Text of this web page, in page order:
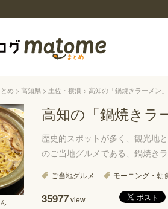
め 高知県 土佐・横浪 高知の「鍋焼きラーメン
高知の「鍋焼きラ
歴史的スポットが多く、観光地
のご当地グルメである、鍋焼き
ご当地グルメ モーニング・朝
35977view